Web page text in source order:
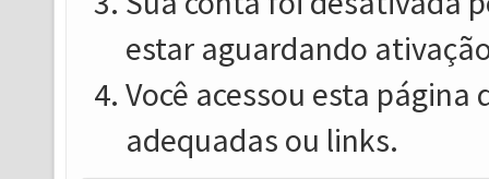
estar aguardando
Você acessou esta
adequadas ou links.